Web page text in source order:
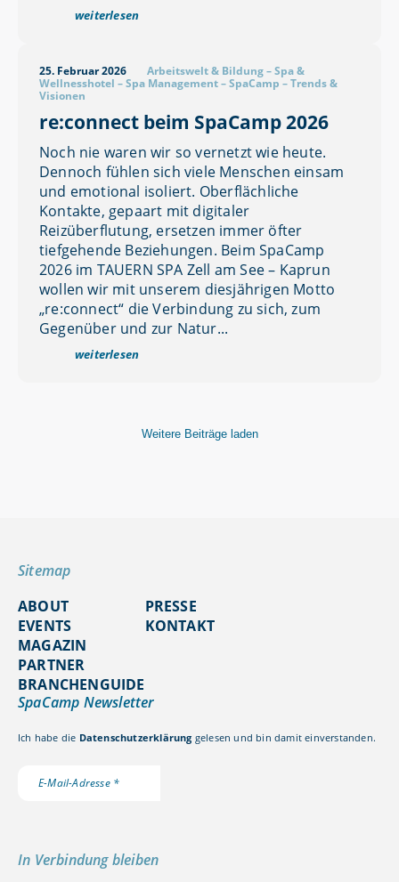
weiterlesen
25. Februar 2026 Arbeitswelt & Bildung–Spa &
Wellnesshotel –Spa Management–SpaCamp –Trends &
Visionen
re:connect beim SpaCamp 2026
Noch nie waren wir so vernetzt wie heute.
Dennoch fühlen sich viele Menschen einsam
und emotional isoliert. Oberflächliche
Kontakte, gepaart mit digitaler
Reizüberflutung, ersetzen immer öfter
tiefgehende Beziehungen. Beim SpaCamp
2026 im TAUERN SPA Zell am See – Kaprun
wollen wir mit unserem diesjährigen Motto
„re:connect“ die Verbindung zu sich, zum
Gegenüber und zur Natur...
weiterlesen
Weitere Beiträge laden
Sitemap
ABOUT
EVENTS
MAGAZIN
PARTNER
BRANCHENGUIDE
PRESSE
KONTAKT
SpaCamp Newsletter
Ich habe die Datenschutzerklärung gelesen und bin damit einverstanden.
In Verbindung bleiben